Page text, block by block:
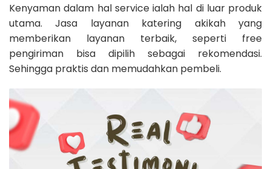
Kenyaman dalam hal service ialah hal di luar produk
utama. Jasa layanan katering akikah yang
memberikan layanan terbaik, seperti free
pengiriman bisa dipilih sebagai rekomendasi.
Sehingga praktis dan memudahkan pembeli.